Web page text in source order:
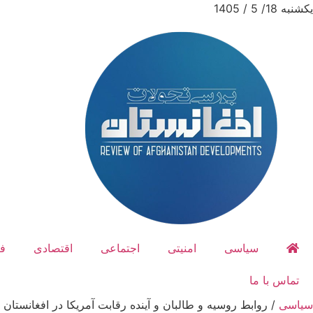
یکشنبه 18/ 5 / 1405
سیاسی امنیتی اجتماعی اقتصادی
تماس با ما
سیاسی / روابط روسیه و طالبان و آینده رقابت آمریکا در افغانستان